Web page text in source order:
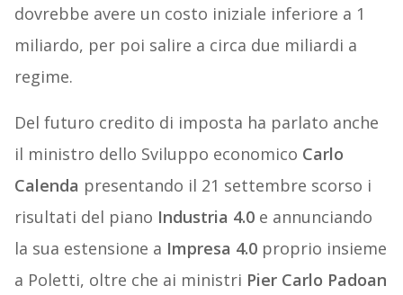
dovrebbe avere un costo iniziale inferiore a 1
miliardo, per poi salire a circa due miliardi a
regime.
Del futuro credito di imposta ha parlato anche
il ministro dello Sviluppo economico Carlo
Calenda presentando il 21 settembre scorso i
risultati del piano Industria 4.0e annunciando
la sua estensione a Impresa 4.0proprio insieme
a Poletti, oltre che ai ministri Pier Carlo Padoan